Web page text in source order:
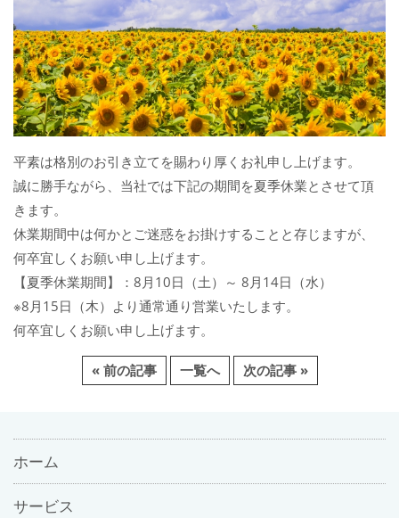
平素は格別のお引き立てを賜わり厚くお礼申し上げます。
誠に勝手ながら、当社では下記の期間を夏季休業とさせて頂
きます。
休業期間中は何かとご迷惑をお掛けすることと存じますが、
何卒宜しくお願い申し上げます。
【夏季休業期間】：8月10日（土）～ 8月14日（水）
※8月15日（木）より通常通り営業いたします。
何卒宜しくお願い申し上げます。
« 前の記事 一覧へ 次の記事 »
ホーム
サービス